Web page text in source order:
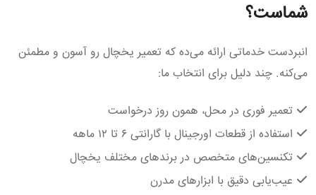
شماست؟
انبردست خدماتی ارائه می‌ده که تعمیر یخچال رو آسون و مطمئن
می‌کنه. چند دلیل برای انتخاب ما:
تعمیر فوری در محل، همون روز درخواست
استفاده از قطعات اورجینال با گارانتی ۶ تا ۱۲ ماهه
تکنسین‌های متخصص در برندهای مختلف یخچال
عیب‌یابی دقیق با ابزارهای مدرن